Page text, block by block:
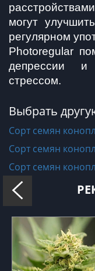
могут
регулярном
Photoregular
депрессии и
стрессом.
Выбрать
Сорт семян
Сорт семян
Сорт семян